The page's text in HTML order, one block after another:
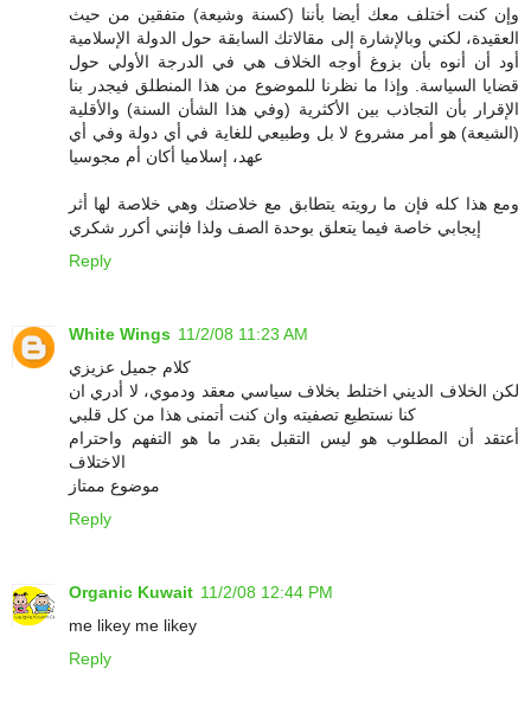
وإن كنت أختلف معك أيضا بأننا (كسنة وشيعة) متفقين من حيث
العقيدة، لكني وبالإشارة إلى مقالاتك السابقة حول الدولة الإسلامية
أود أن أنوه بأن بزوغ أوجه الخلاف هي في الدرجة الأولي حول
قضايا السياسة. وإذا ما نظرنا للموضوع من هذا المنطلق فيجدر بنا
الإقرار بأن التجاذب بين الأكثرية (وفي هذا الشأن السنة) والأقلية
(الشيعة) هو أمر مشروع لا بل وطبيعي للغاية في أي دولة وفي أي
عهد، إسلاميا أكان أم مجوسيا
ومع هذا كله فإن ما رويته يتطابق مع خلاصتك وهي خلاصة لها أثر
إيجابي خاصة فيما يتعلق بوحدة الصف ولذا فإنني أكرر شكري
Reply
White Wings 11/2/08 11:23 AM
كلام جميل عزيزي
لكن الخلاف الديني اختلط بخلاف سياسي معقد ودموي، لا أدري ان
كنا نستطيع تصفيته وان كنت أتمنى هذا من كل قلبي
أعتقد أن المطلوب هو ليس التقبل بقدر ما هو التفهم واحترام
الاختلاف
موضوع ممتاز
Reply
Organic Kuwait 11/2/08 12:44 PM
me likey me likey
Reply